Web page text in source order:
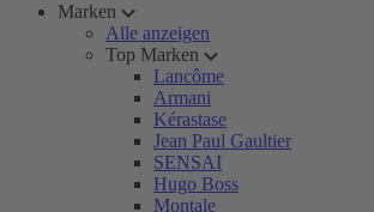
Marken
Alle anzeigen
Top Marken
Lancôme
Armani
Kérastase
Jean Paul Gaultier
SENSAI
Hugo Boss
Montale